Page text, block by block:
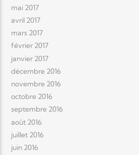
mai 2017
avril 2017
mars 2017
février 2017
janvier 2017
décembre 2016
novembre 2016
octobre 2016
septembre 2016
août 2016
juillet 2016
juin 2016